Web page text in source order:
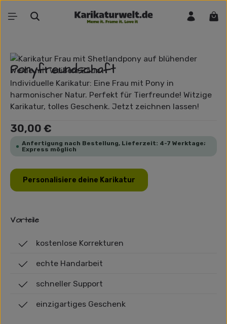
Zum Hauptinhalt springen
Bildergalerie überspringen
Ponyfreundschaft
Individuelle Karikatur: Eine Frau mit Pony in
harmonischer Natur. Perfekt für Tierfreunde! Witzige
Karikatur, tolles Geschenk. Jetzt zeichnen lassen!
Regulärer Preis:
30,00 €
Anfertigung nach Bestellung, Lieferzeit: 4-7 Werktage;
Express möglich
Personalisiere deine Karikatur
Vorteile
kostenlose Korrekturen
echte Handarbeit
schneller Support
einzigartiges Geschenk